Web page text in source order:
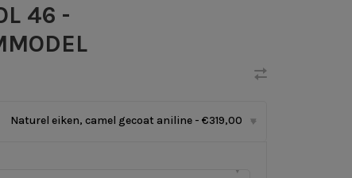
46 -
Naturel eiken, camel gecoat aniline - €319,00 ▾
▾